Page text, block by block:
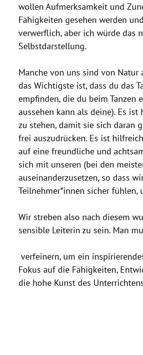
wollen Aufmerksamkeit und
Fähigkeiten gesehen werden
verwerflich, aber ich würde das
Selbstdarstellung.
Manche von uns sind von
das Wichtigste ist, dass du das
empfinden, die du beim Tanzen
aussehen kann als deine). Es
zu stehen, damit sie sich daran
frei auszudrücken. Es ist
auf eine freundliche und
sich mit unseren (bei den
auseinanderzusetzen, so dass
Teilnehmer*innen sicher fühlen,
Wir streben also nach diesem
sensible Leiterin zu sein. Man
Fokus auf die Fähigkeiten,
die hohe Kunst des